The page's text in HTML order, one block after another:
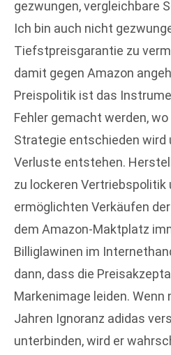
gezwungen, vergleichbare
Ich bin auch nicht
Tiefstpreisgarantie zu
damit gegen Amazon
Preispolitik ist das
Fehler gemacht werden,
Strategie entschieden wird
Verluste entstehen.
zu lockeren Vertriebspolitik
ermöglichten Verkäufen
dem Amazon-Maktplatz
Billiglawinen im
dann, dass die
Markenimage leiden. Wenn
Jahren Ignoranz adidas
unterbinden, wird er